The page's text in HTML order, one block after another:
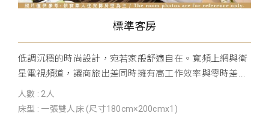
標準客房
低調沉穩的時尚設計，宛若家般舒適自在。寬頻上網與衛
星電視頻道，讓商旅出差同時擁有高工作效率與零時差...
人數 : 2人
床型 : 一張雙人床 (尺寸180cm×200cmx1)